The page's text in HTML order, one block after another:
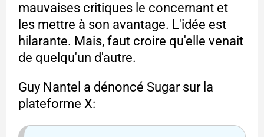
mauvaises critiques le concernant et
les mettre à son avantage. L'idée est
hilarante. Mais, faut croire qu'elle venait
de quelqu'un d'autre.
Guy Nantel a dénoncé Sugar sur la
plateforme X: